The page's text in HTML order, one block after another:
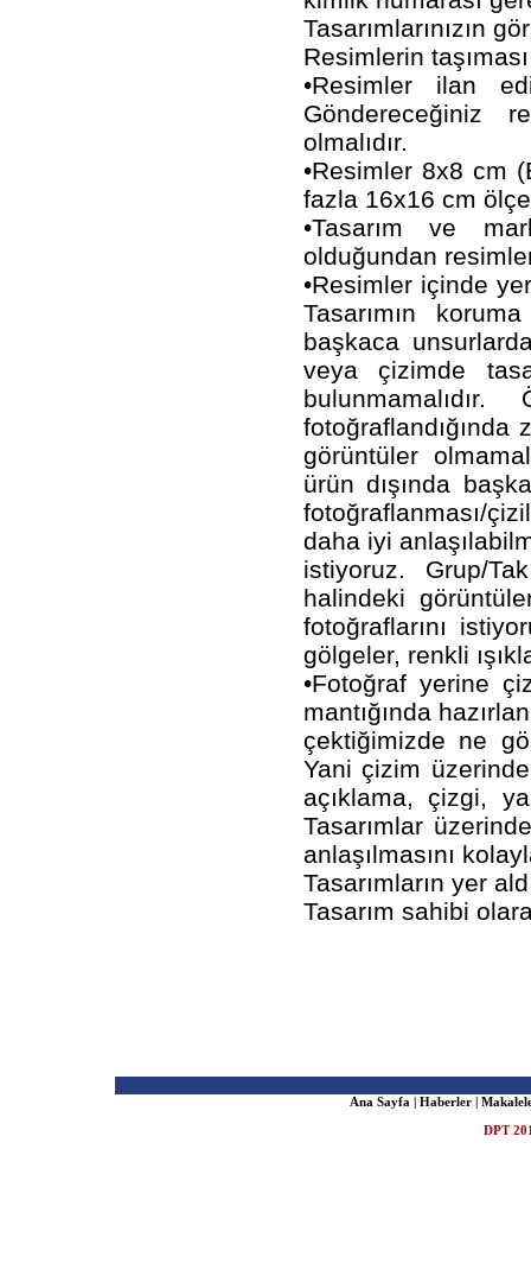
Tasarımlarınızın
Resimlerin
•Resimler ilan
Göndereceğiniz
olmalıdır.
•Resimler 8x8 cm
fazla 16x16 cm
•Tasarım ve
olduğundan
•Resimler içinde
Tasarımın
başkaca
veya çizimde
görüntüler
ürün dışında
fotoğraflanması/
daha iyi
istiyoruz. Grup/
halindeki
fotoğraflarını
gölgeler, renkli
•Fotoğraf yerine
mantığında
çektiğimizde ne
Yani çizim
açıklama, çizgi,
Tasarımlar
anlaşılmasını
Tasarımların yer
Tasarım sahibi
Ana Sayfa | Haberler |
DPT